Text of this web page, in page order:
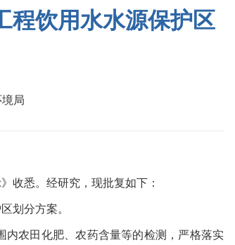
程饮用水水源保护区
局
收悉。经研究，现批复如下：
划分方案。
内农田化肥、农药含量等的检测，严格落实